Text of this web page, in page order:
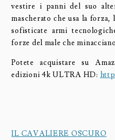
vestire i panni del suo
mascherato che usa la
sofisticate armi
forze del male che
Potete acquistare su
edizioni 4k ULTRA HD:
IL CAVALIERE OSCURO